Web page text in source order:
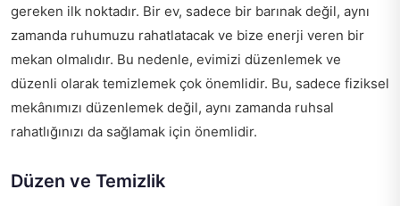
gereken ilk noktadır. Bir ev, sadece bir barınak değil, aynı
zamanda ruhumuzu rahatlatacak ve bize enerji veren bir
mekan olmalıdır. Bu nedenle, evimizi düzenlemek ve
düzenli olarak temizlemek çok önemlidir. Bu, sadece fiziksel
mekânımızı düzenlemek değil, aynı zamanda ruhsal
rahatlığınızı da sağlamak için önemlidir.
Düzen ve Temizlik